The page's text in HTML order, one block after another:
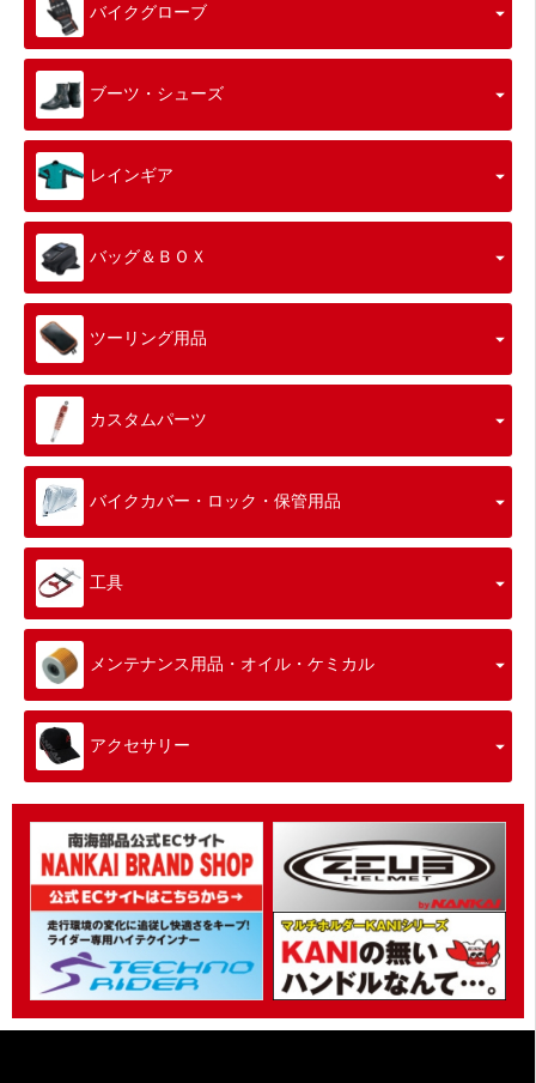
バイクグローブ
ブーツ・シューズ
レインギア
バッグ＆ＢＯＸ
ツーリング用品
カスタムパーツ
バイクカバー・ロック・保管用品
工具
メンテナンス用品・オイル・ケミカル
アクセサリー